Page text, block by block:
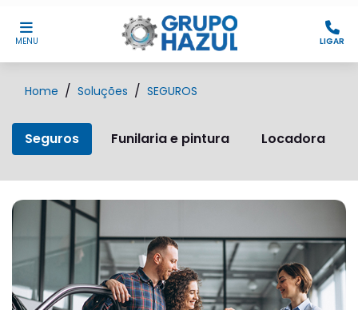
MENU LIGAR
Home Soluções SEGUROS
Funilaria e pintura Locadora
Seguros